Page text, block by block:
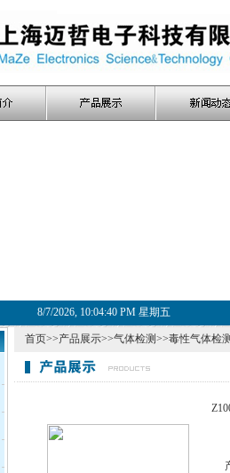
8/7/2026, 10:04:40 PM 星期五
首页>>产品展示>>气体检测>>毒性气体检